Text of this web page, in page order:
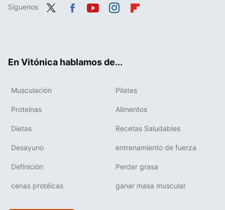
Síguenos
En Vitónica hablamos de...
Musculación Pilates
Proteínas Alimentos
Dietas Recetas Saludables
Desayuno entrenamiento de fuerza
Definición Perder grasa
cenas protéicas ganar masa muscular